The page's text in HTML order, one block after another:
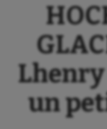
Lhenry
un